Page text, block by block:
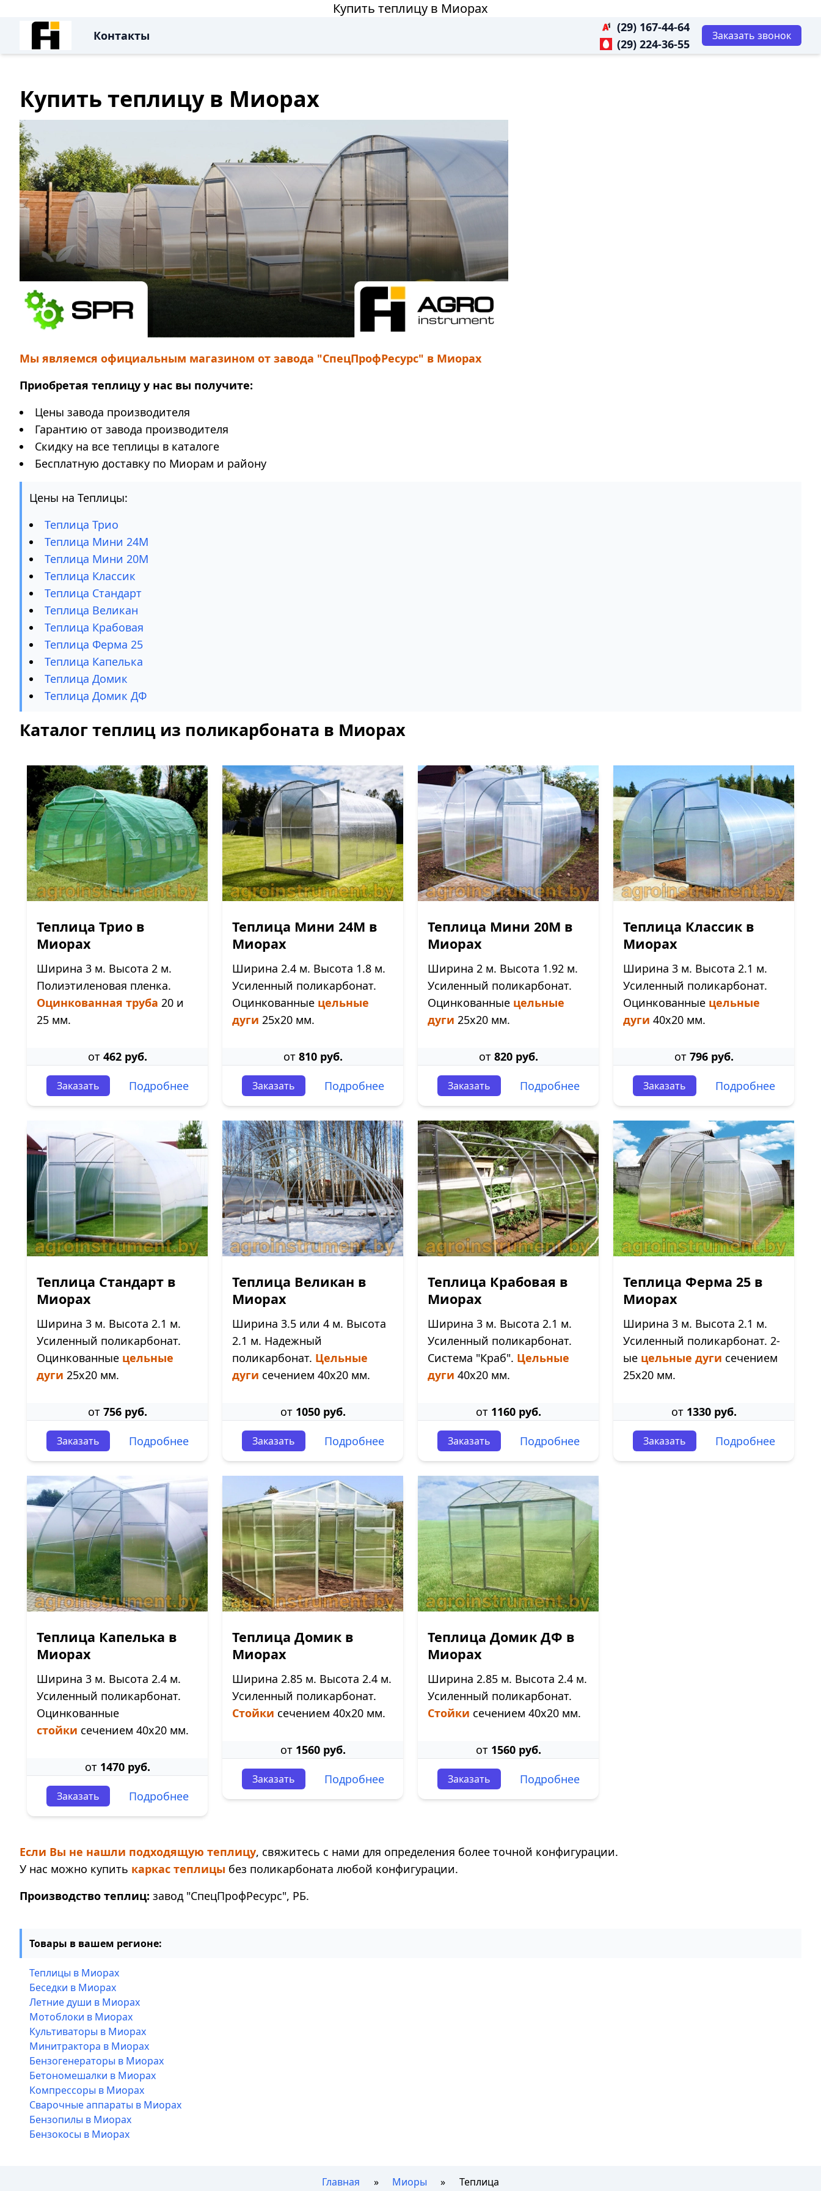
Купить теплицу в Миорах
Контакты
(29) 167-44-64
(29) 224-36-55
Заказать звонок
Купить теплицу в Миорах
Мы являемся официальным магазином от завода "СпецПрофРесурс" в Миорах
Приобретая теплицу у нас вы получите:
Цены завода производителя
Гарантию от завода производителя
Скидку на все теплицы в каталоге
Бесплатную доставку по Миорам и району
Цены на Теплицы:
Теплица Трио
Теплица Мини 24М
Теплица Мини 20М
Теплица Классик
Теплица Стандарт
Теплица Великан
Теплица Крабовая
Теплица Ферма 25
Теплица Капелька
Теплица Домик
Теплица Домик ДФ
Каталог теплиц из поликарбоната в Миорах
Теплица Трио в
Миорах
Ширина 3 м. Высота 2 м.
Полиэтиленовая пленка.
Оцинкованная труба 20 и
25 мм.
от 462 руб.
Заказать Подробнее
Теплица Мини 24М в
Миорах
Ширина 2.4 м. Высота 1.8 м.
Усиленный поликарбонат.
Оцинкованные цельные
дуги 25х20 мм.
от 810 руб.
Заказать Подробнее
Теплица Мини 20М в
Миорах
Ширина 2 м. Высота 1.92 м.
Усиленный поликарбонат.
Оцинкованные цельные
дуги 25х20 мм.
от 820 руб.
Заказать Подробнее
Теплица Классик в
Миорах
Ширина 3 м. Высота 2.1 м.
Усиленный поликарбонат.
Оцинкованные цельные
дуги 40х20 мм.
от 796 руб.
Заказать Подробнее
Теплица Стандарт в
Миорах
Ширина 3 м. Высота 2.1 м.
Усиленный поликарбонат.
Оцинкованные цельные
дуги 25х20 мм.
от 756 руб.
Заказать Подробнее
Теплица Великан в
Миорах
Ширина 3.5 или 4 м. Высота
2.1 м. Надежный
поликарбонат. Цельные
дуги сечением 40х20 мм.
от 1050 руб.
Заказать Подробнее
Теплица Крабовая в
Миорах
Ширина 3 м. Высота 2.1 м.
Усиленный поликарбонат.
Система "Краб". Цельные
дуги 40х20 мм.
от 1160 руб.
Заказать Подробнее
Теплица Ферма 25 в
Миорах
Ширина 3 м. Высота 2.1 м.
Усиленный поликарбонат. 2-
ые цельные дуги сечением
25х20 мм.
от 1330 руб.
Заказать Подробнее
Теплица Капелька в
Миорах
Ширина 3 м. Высота 2.4 м.
Усиленный поликарбонат.
Оцинкованные
стойки сечением 40х20 мм.
от 1470 руб.
Заказать Подробнее
Теплица Домик в
Миорах
Ширина 2.85 м. Высота 2.4 м.
Усиленный поликарбонат.
Стойки сечением 40х20 мм.
от 1560 руб.
Заказать Подробнее
Теплица Домик ДФ в
Миорах
Ширина 2.85 м. Высота 2.4 м.
Усиленный поликарбонат.
Стойки сечением 40х20 мм.
от 1560 руб.
Заказать Подробнее
Если Вы не нашли подходящую теплицу, свяжитесь с нами для определения более точной конфигурации.
У нас можно купить каркас теплицы без поликарбоната любой конфигурации.
Производство теплиц: завод "СпецПрофРесурс", РБ.
Товары в вашем регионе:
Теплицы в Миорах
Беседки в Миорах
Летние души в Миорах
Мотоблоки в Миорах
Культиваторы в Миорах
Минитрактора в Миорах
Бензогенераторы в Миорах
Бетономешалки в Миорах
Компрессоры в Миорах
Сварочные аппараты в Миорах
Бензопилы в Миорах
Бензокосы в Миорах
Главная Миоры Теплица